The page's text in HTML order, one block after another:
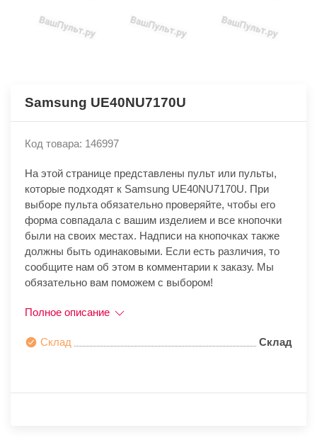
Samsung UE40NU7170U
Код товара: 146997
На этой странице представлены пульт или пульты,
которые подходят к Samsung UE40NU7170U. При
выборе пульта обязательно проверяйте, чтобы его
форма совпадала с вашим изделием и все кнопочки
были на своих местах. Надписи на кнопочках также
должны быть одинаковыми. Если есть различия, то
сообщите нам об этом в комментарии к заказу. Мы
обязательно вам поможем с выбором!
Полное описание
Склад Склад